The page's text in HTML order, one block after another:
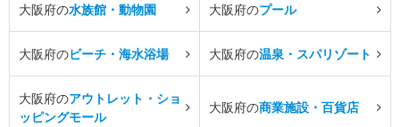
大阪府の水族館・動物園 大阪府のプール
大阪府のビーチ・海水浴場 大阪府の温泉・スパリゾート
大阪府のアウトレット・ショ
ッピングモール
大阪府の商業施設・百貨店